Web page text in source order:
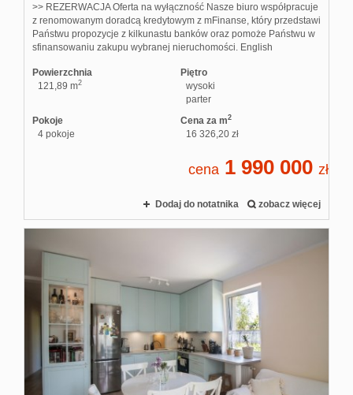
>> REZERWACJA Oferta na wyłączność Nasze biuro współpracuje
z renomowanym doradcą kredytowym z mFinanse, który przedstawi
Państwu propozycje z kilkunastu banków oraz pomoże Państwu w
sfinansowaniu zakupu wybranej nieruchomości. English
Powierzchnia
121,89 m2
Piętro
wysoki
parter
Pokoje
4 pokoje
Cena za m2
16 326,20 zł
cena 1 990 000 zł
Dodaj do notatnika zobacz więcej